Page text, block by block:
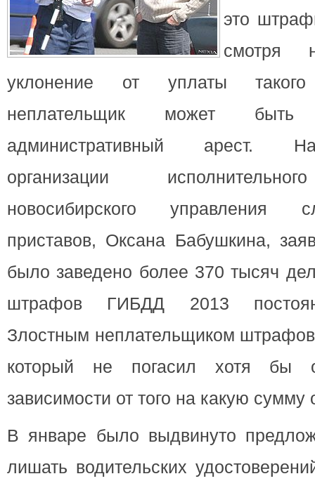
это
уклонение от уплаты
неплательщик может
административный арест.
организации
новосибирского управления
приставов, Оксана Бабушкина,
было заведено более 370 тысяч
штрафов ГИБДД 2013
Злостным неплательщиком штрафов
который не погасил хотя бы
зависимости от того на какую
В январе было выдвинуто
лишать водительских